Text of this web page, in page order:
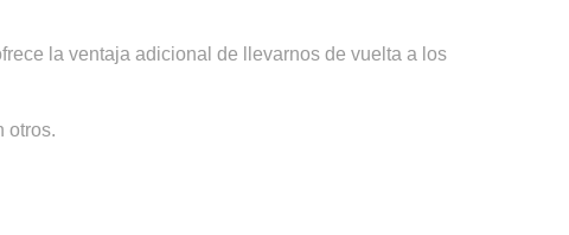
la ventaja adicional de llevarnos de vuelta a los
otros.